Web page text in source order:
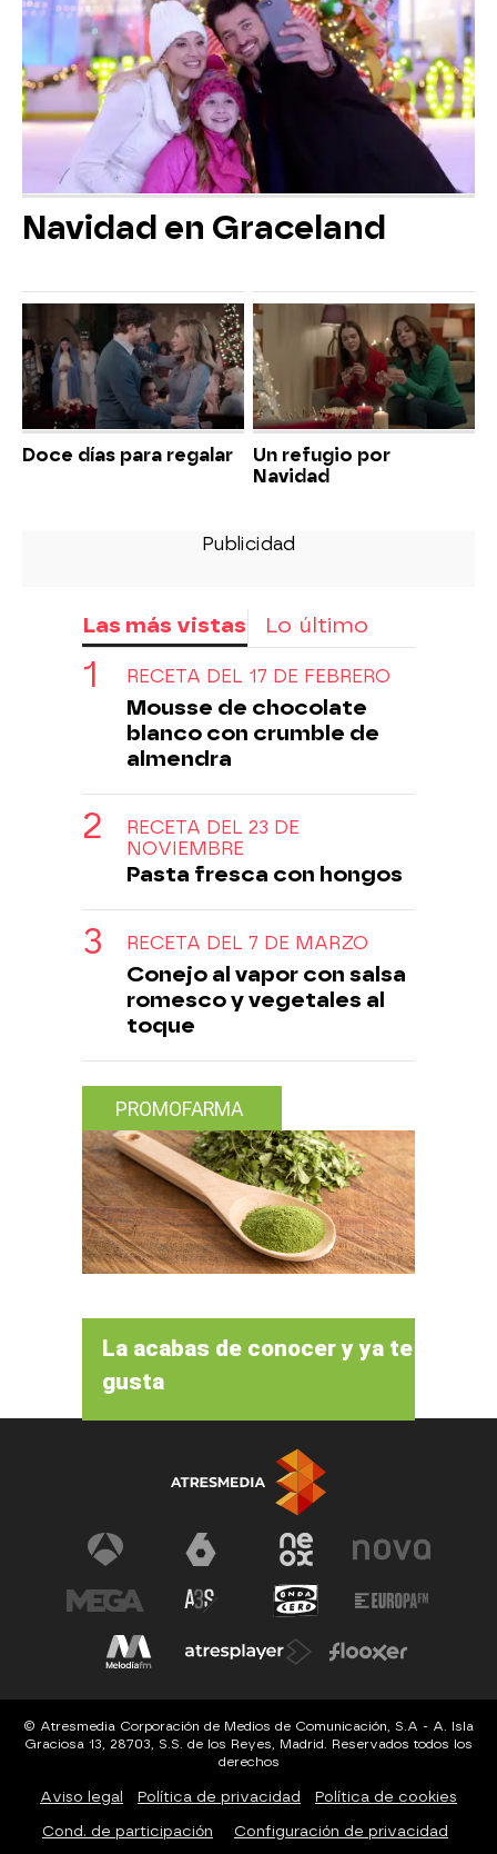
Navidad en Graceland
Doce días para regalar
Un refugio por
Navidad
Las más vistas Lo último
RECETA DEL 17 DE FEBRERO
Mousse de chocolate
blanco con crumble de
almendra
RECETA DEL 23 DE
NOVIEMBRE
Pasta fresca con hongos
RECETA DEL 7 DE MARZO
Conejo al vapor con salsa
romesco y vegetales al
toque
PROMOFARMA
La acabas de conocer y ya te
gusta
© Atresmedia Corporación de Medios de Comunicación, S.A - A. Isla
Graciosa 13, 28703, S.S. de los Reyes, Madrid. Reservados todos los
derechos
Aviso legal Política de privacidad Política de cookies
Cond. de participación Configuración de privacidad